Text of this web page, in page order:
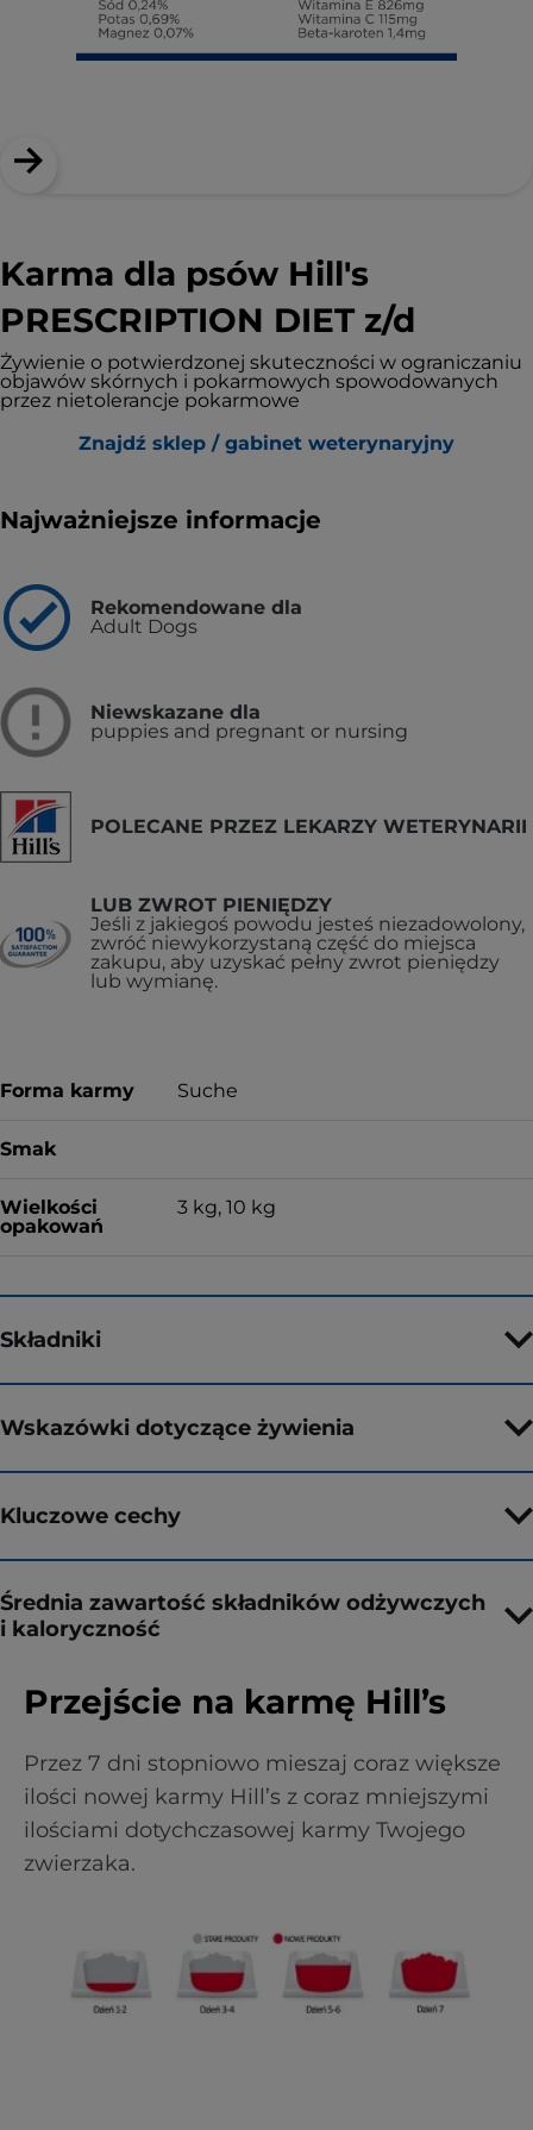
Karma dla psów Hill's
PRESCRIPTION DIET z/d
Żywienie o potwierdzonej skuteczności w ograniczaniu
objawów skórnych i pokarmowych spowodowanych
przez nietolerancje pokarmowe
Znajdź sklep / gabinet weterynaryjny
Najważniejsze informacje
Rekomendowane dla
Adult Dogs
Niewskazane dla
puppies and pregnant or nursing
POLECANE PRZEZ LEKARZY WETERYNARII
LUB ZWROT PIENIĘDZY
Jeśli z jakiegoś powodu jesteś niezadowolony,
zwróć niewykorzystaną część do miejsca
zakupu, aby uzyskać pełny zwrot pieniędzy
lub wymianę.
Forma karmy Suche
Smak
Wielkości
opakowań
3 kg, 10 kg
Składniki
Wskazówki dotyczące żywienia
Kluczowe cechy
Średnia zawartość składników odżywczych
i kaloryczność
Przejście na karmę Hill’s
Przez 7 dni stopniowo mieszaj coraz większe
ilości nowej karmy Hill’s z coraz mniejszymi
ilościami dotychczasowej karmy Twojego
zwierzaka.